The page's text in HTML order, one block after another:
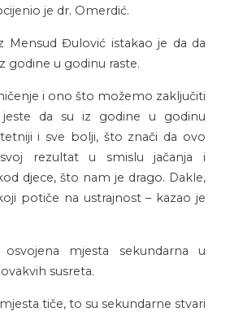
je dr. Omerdić.
Mensud Đulović istakao je da da
godine u godinu raste.
i ono što možemo zaključiti
da su iz godine u godinu
i sve bolji, što znači da ovo
rezultat u smislu jačanja i
djece, što nam je drago. Dakle,
potiče na ustrajnost – kazao je
mjesta sekundarna u
susreta.
tiče, to su sekundarne stvari